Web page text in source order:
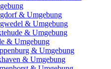
& Umgebung
& Umgebung
& Umgebung
& Umgebung
& Umgebung
& Umgebung